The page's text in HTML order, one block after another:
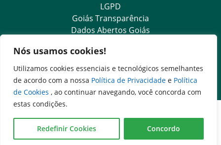
Nós usamos cookies!
Utilizamos cookies essenciais e tecnológicos semelhantes
de acordo com a nossa Política de Privacidade e Política
de Cookies , ao continuar navegando, você concorda com
estas condições.
Redefinir Cookies Concordo
LGPD
Goiás Transparência
Dados Abertos Goiás
SIC – Serviço de Informação ao Cidadão
e-SIC – Serviço Eletrônico de Informação ao Cidadão
Ouvidoria Setorial (Presencial)